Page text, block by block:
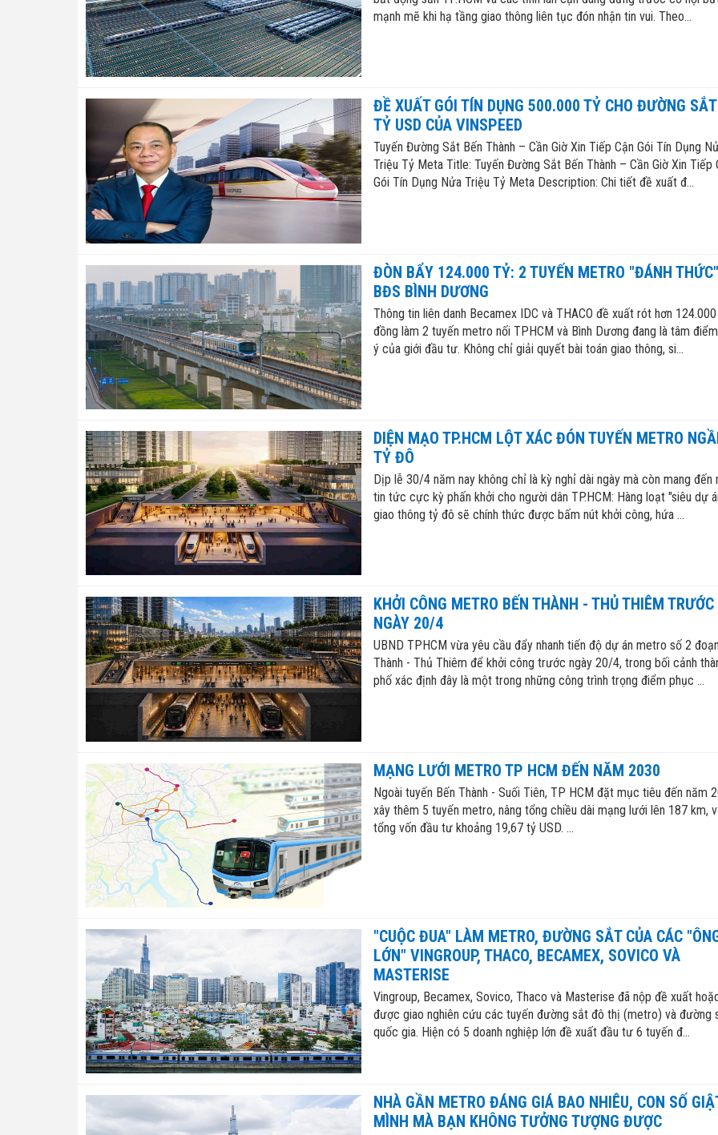
mạnh mẽ khi hạ tầng giao thông liên tục đón nhận tin vui. Theo...
ĐỀ XUẤT GÓI TÍN DỤNG 500.000 TỶ CHO ĐƯỜNG
TỶ USD CỦA VINSPEED
Tuyến Đường Sắt Bến Thành – Cần Giờ Xin Tiếp Cận Gói Tín Dụng
Triệu Tỷ Meta Title: Tuyến Đường Sắt Bến Thành – Cần Giờ Xin Tiếp
Gói Tín Dụng Nửa Triệu Tỷ Meta Description: Chi tiết đề xuất đ...
ĐÒN BẨY 124.000 TỶ: 2 TUYẾN METRO "ĐÁNH THỨC"
BĐS BÌNH DƯƠNG
Thông tin liên danh Becamex IDC và THACO đề xuất rót hơn
đồng làm 2 tuyến metro nối TPHCM và Bình Dương đang là tâm
ý của giới đầu tư. Không chỉ giải quyết bài toán giao thông, si...
DIỆN MẠO TP.HCM LỘT XÁC ĐÓN TUYẾN METRO
TỶ ĐÔ
Dịp lễ 30/4 năm nay không chỉ là kỳ nghỉ dài ngày mà còn mang đến
tin tức cực kỳ phấn khởi cho người dân TP.HCM: Hàng loạt "siêu dự
giao thông tỷ đô sẽ chính thức được bấm nút khởi công, hứa ...
KHỞI CÔNG METRO BẾN THÀNH - THỦ THIÊM TRƯỚC
NGÀY 20/4
UBND TPHCM vừa yêu cầu đẩy nhanh tiến độ dự án metro số 2
Thành - Thủ Thiêm để khởi công trước ngày 20/4, trong bối cảnh
phố xác định đây là một trong những công trình trọng điểm phục ...
MẠNG LƯỚI METRO TP HCM ĐẾN NĂM 2030
Ngoài tuyến Bến Thành - Suối Tiên, TP HCM đặt mục tiêu đến năm
xây thêm 5 tuyến metro, nâng tổng chiều dài mạng lưới lên 187 km,
tổng vốn đầu tư khoảng 19,67 tỷ USD. ...
"CUỘC ĐUA" LÀM METRO, ĐƯỜNG SẮT CỦA CÁC
LỚN" VINGROUP, THACO, BECAMEX, SOVICO VÀ
MASTERISE
Vingroup, Becamex, Sovico, Thaco và Masterise đã nộp đề xuất
được giao nghiên cứu các tuyến đường sắt đô thị (metro) và đường
quốc gia. Hiện có 5 doanh nghiệp lớn đề xuất đầu tư 6 tuyến đ...
NHÀ GẦN METRO ĐÁNG GIÁ BAO NHIÊU, CON SỐ
MÌNH MÀ BẠN KHÔNG TƯỞNG TƯỢNG ĐƯỢC